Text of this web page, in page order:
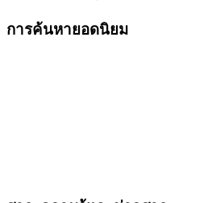
การค้นหายอดนิยม